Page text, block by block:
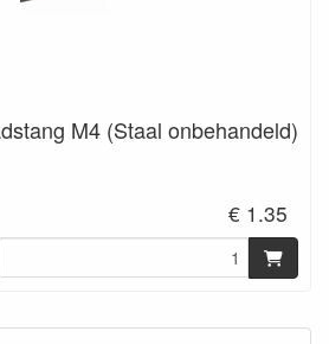
M4 (Staal onbehandeld)
€ 1.35